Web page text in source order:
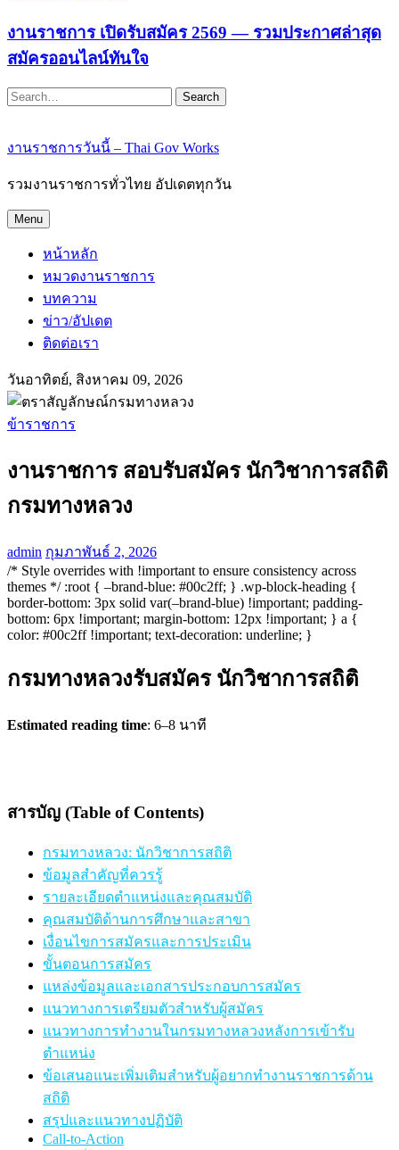
งานราชการ เปิดรับสมัคร 2569 — รวมประกาศล่าสุด
สมัครออนไลน์ทันใจ
Search
งานราชการวันนี้ – Thai Gov Works
รวมงานราชการทั่วไทย อัปเดตทุกวัน
Menu
หน้าหลัก
หมวดงานราชการ
บทความ
ข่าว/อัปเดต
ติดต่อเรา
วันอาทิตย์, สิงหาคม 09, 2026
ข้าราชการ
งานราชการ สอบรับสมัคร นักวิชาการสถิติ
กรมทางหลวง
admin กุมภาพันธ์ 2, 2026
/* Style overrides with !important to ensure consistency across
themes */ :root { –brand-blue: #00c2ff; } .wp-block-heading {
border-bottom: 3px solid var(–brand-blue) !important; padding-
bottom: 6px !important; margin-bottom: 12px !important; } a {
color: #00c2ff !important; text-decoration: underline; }
กรมทางหลวงรับสมัคร นักวิชาการสถิติ
Estimated reading time: 6–8 นาที
สารบัญ (Table of Contents)
กรมทางหลวง: นักวิชาการสถิติ
ข้อมูลสำคัญที่ควรรู้
รายละเอียดตำแหน่งและคุณสมบัติ
คุณสมบัติด้านการศึกษาและสาขา
เงื่อนไขการสมัครและการประเมิน
ขั้นตอนการสมัคร
แหล่งข้อมูลและเอกสารประกอบการสมัคร
แนวทางการเตรียมตัวสำหรับผู้สมัคร
แนวทางการทำงานในกรมทางหลวงหลังการเข้ารับ
ตำแหน่ง
ข้อเสนอแนะเพิ่มเติมสำหรับผู้อยากทำงานราชการด้าน
สถิติ
สรุปและแนวทางปฏิบัติ
Call-to-Action